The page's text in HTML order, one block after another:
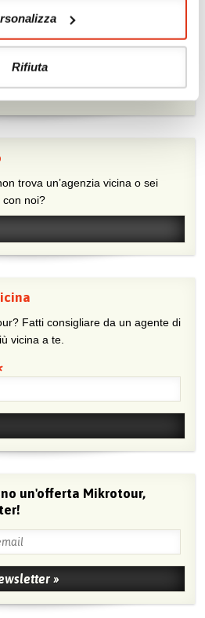
Rifiuta
Facebook
le tue esperienze e scambia
con noi?
Fatti consigliare da un agente di
vicina a te.
un'offerta Mikrotour,